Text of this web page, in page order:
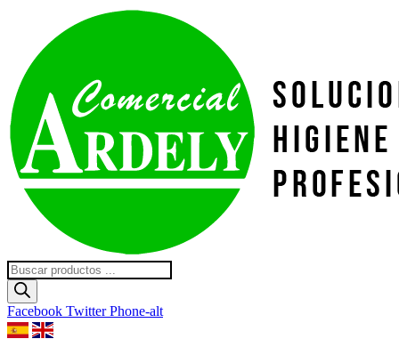
contenido
Búsqueda
de
productos
Facebook Twitter Phone-alt